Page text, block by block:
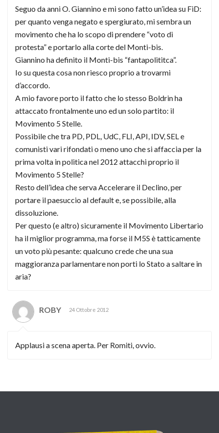
Seguo da anni O. Giannino e mi sono fatto un’idea su FiD:
per quanto venga negato e spergiurato, mi sembra un
movimento che ha lo scopo di prendere “voto di
protesta” e portarlo alla corte del Monti-bis.
Giannino ha definito il Monti-bis “fantapolititca”.
Io su questa cosa non riesco proprio a trovarmi
d’accordo.
A mio favore porto il fatto che lo stesso Boldrin ha
attaccato frontalmente uno ed un solo partito: il
Movimento 5 Stelle.
Possibile che tra PD, PDL, UdC, FLI, API, IDV, SEL e
comunisti vari rifondati o meno uno che si affaccia per la
prima volta in politica nel 2012 attacchi proprio il
Movimento 5 Stelle?
Resto dell’idea che serva Accelerare il Declino, per
portare il paesuccio al default e, se possibile, alla
dissoluzione.
Per questo (e altro) sicuramente il Movimento Libertario
ha il miglior programma, ma forse il M5S è tatticamente
un voto più pesante: qualcuno crede che una sua
maggioranza parlamentare non porti lo Stato a saltare in
aria?
ROBY 24 Ottobre 2012
Applausi a scena aperta. Per Romiti, ovvio.